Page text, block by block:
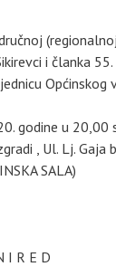
i članka
Općinskog
godine u 20,00
, Ul. Lj. Gaja
SALA)
I R E D